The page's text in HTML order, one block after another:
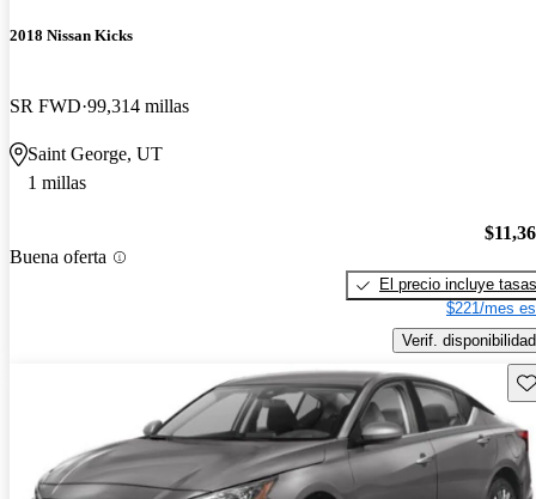
2018 Nissan Kicks
SR FWD 99,314 millas
Saint George, UT
1 millas
Buena oferta
El precio incluye tasas
$221/mes
Verif. disponibilidad